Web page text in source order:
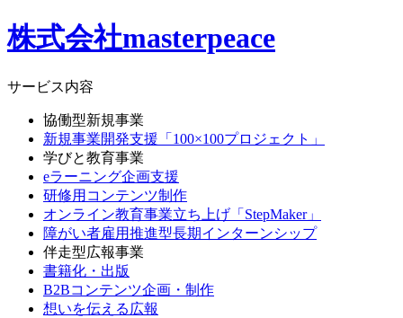
株式会社masterpeace
サービス内容
協働型新規事業
新規事業開発支援「100×100プロジェクト」
学びと教育事業
eラーニング企画支援
研修用コンテンツ制作
オンライン教育事業立ち上げ「StepMaker」
障がい者雇用推進型長期インターンシップ
伴走型広報事業
書籍化・出版
B2Bコンテンツ企画・制作
想いを伝える広報